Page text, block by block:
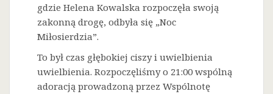
gdzie Helena Kowalska rozpoczęła swoją
zakonną drogę, odbyła się „Noc
Miłosierdzia”.
To był czas głębokiej ciszy i uwielbienia
uwielbienia. Rozpoczęliśmy o 21:00 wspólną
adoracją prowadzoną przez Wspólnotę